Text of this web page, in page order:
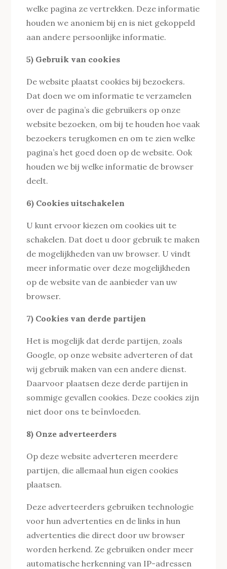
welke pagina ze vertrekken. Deze informatie
houden we anoniem bij en is niet gekoppeld
aan andere persoonlijke informatie.
5) Gebruik van cookies
De website plaatst cookies bij bezoekers.
Dat doen we om informatie te verzamelen
over de pagina’s die gebruikers op onze
website bezoeken, om bij te houden hoe vaak
bezoekers terugkomen en om te zien welke
pagina’s het goed doen op de website. Ook
houden we bij welke informatie de browser
deelt.
6) Cookies uitschakelen
U kunt ervoor kiezen om cookies uit te
schakelen. Dat doet u door gebruik te maken
de mogelijkheden van uw browser. U vindt
meer informatie over deze mogelijkheden
op de website van de aanbieder van uw
browser.
7) Cookies van derde partijen
Het is mogelijk dat derde partijen, zoals
Google, op onze website adverteren of dat
wij gebruik maken van een andere dienst.
Daarvoor plaatsen deze derde partijen in
sommige gevallen cookies. Deze cookies zijn
niet door ons te beïnvloeden.
8) Onze adverteerders
Op deze website adverteren meerdere
partijen, die allemaal hun eigen cookies
plaatsen.
Deze adverteerders gebruiken technologie
voor hun advertenties en de links in hun
advertenties die direct door uw browser
worden herkend. Ze gebruiken onder meer
automatische herkenning van IP-adressen